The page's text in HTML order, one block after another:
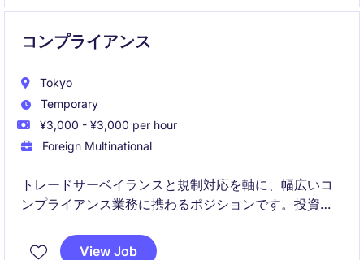
コンプライアンス
Tokyo
Temporary
¥3,000 - ¥3,000 per hour
Foreign Multinational
トレードサーベイランスと規制対応を軸に、幅広いコ
ンプライアンス業務に携わるポジションです。投資チ
も関与できます。
View Job